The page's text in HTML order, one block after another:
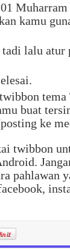
kamu
lalu atur
tema
buat
ke
twibbon
pahlawan